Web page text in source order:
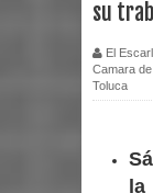
su
El
Camara
Toluca